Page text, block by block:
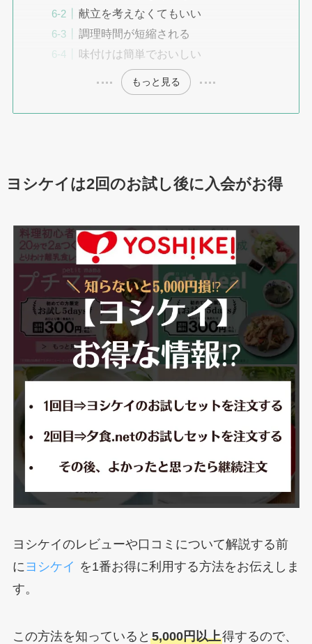
献立を考えなくてもいい
調理時間が短縮される
味付けは簡単でおいしい
もっと見る
ヨシケイは2回のお試し後に入会がお得
ヨシケイのレビューや口コミについて解説する前
に ヨシケイ を1番お得に利用する方法をお伝えしま
す。
この方法を知っていると 5,000円以上得するので、